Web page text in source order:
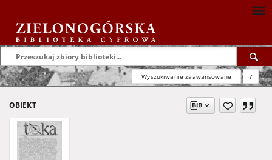
Wyszukiwanie zaawansowane ?
OBIEKT